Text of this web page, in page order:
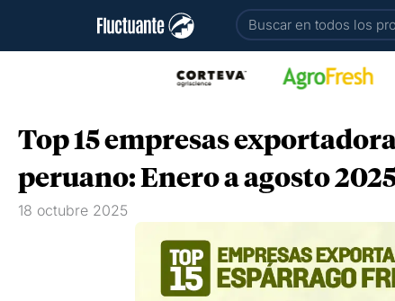
Buscar
Top 15 empresas
peruano: Enero a agosto
18 octubre 2025